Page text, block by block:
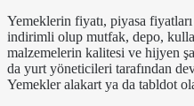
Yemeklerin fiyatı, piyasa fiyatları
indirimli olup mutfak, depo,
malzemelerin kalitesi ve hijyen
da yurt yöneticileri tarafından
Yemekler alakart ya da tabldot